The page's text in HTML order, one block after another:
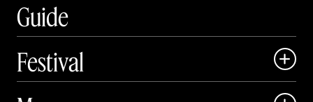
Guide
Festival
